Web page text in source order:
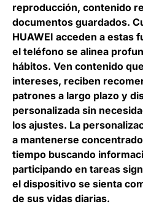
reproducción, contenido
documentos guardados.
HUAWEI acceden a estas
el teléfono se alinea
hábitos. Ven contenido
intereses, reciben
patrones a largo plazo y
personalizada sin
los ajustes. La
a mantenerse
tiempo buscando
participando en tareas
el dispositivo se sienta
de sus vidas diarias.